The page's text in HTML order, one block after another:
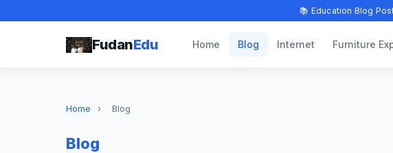
📚 Education Blog
FudanEdu Home Blog Internet Furniture
Home › Blog
Blog